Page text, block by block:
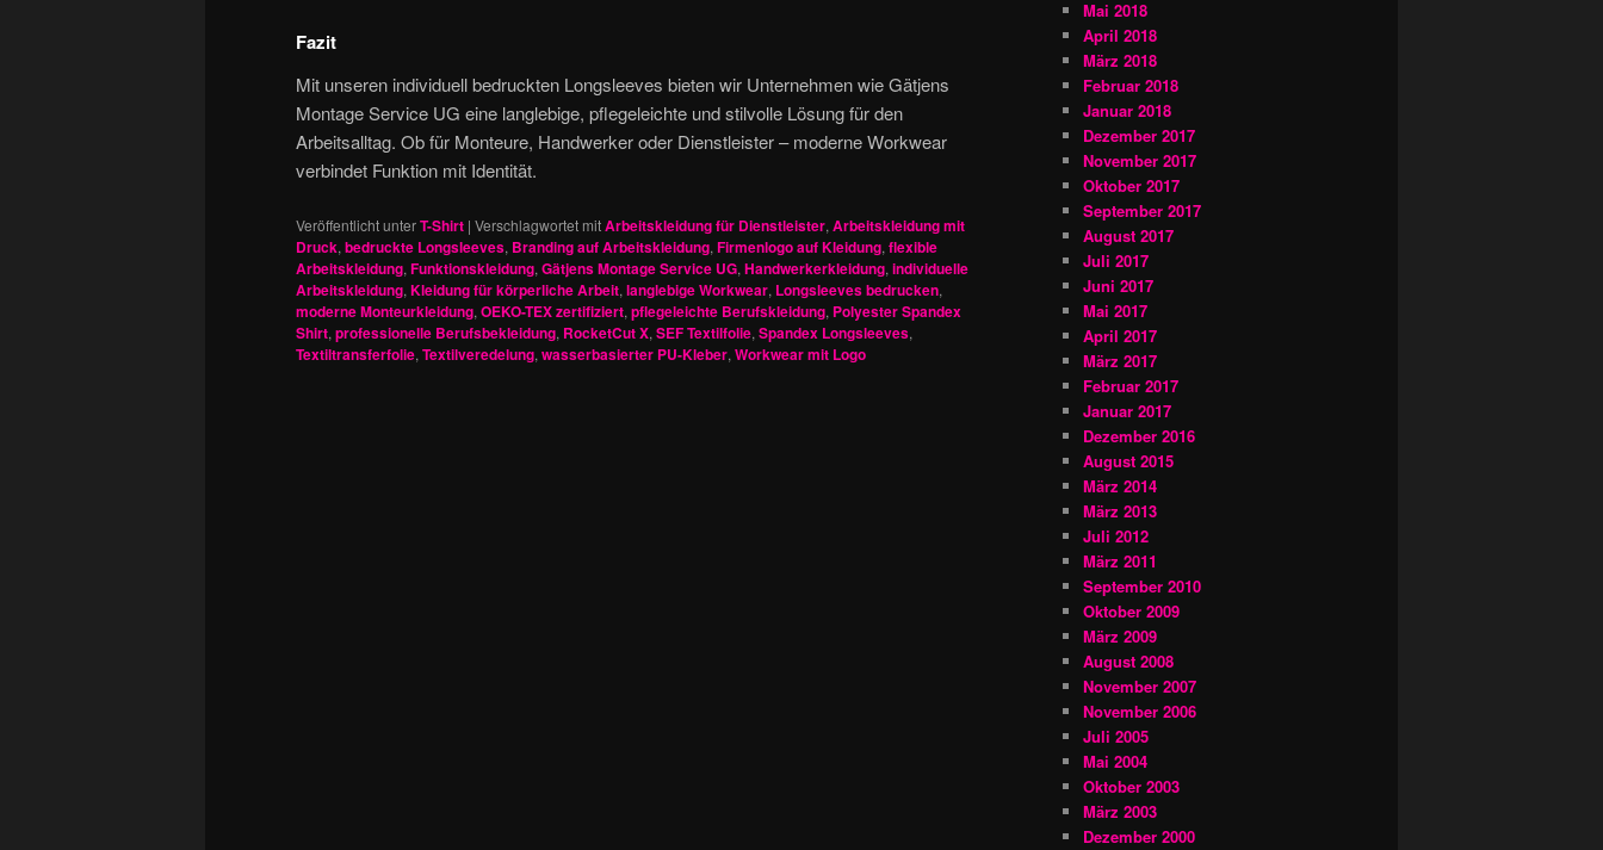
Fazit
Mit unseren individuell bedruckten Longsleeves bieten wir Unternehmen wie Gätjens
Montage Service UG eine langlebige, pflegeleichte und stilvolle Lösung für den
Arbeitsalltag. Ob für Monteure, Handwerker oder Dienstleister – moderne Workwear
verbindet Funktion mit Identität.
Veröffentlicht unterT-Shirt | Verschlagwortet mitArbeitskleidung für Dienstleister, Arbeitskleidung mit
Druck, bedruckte Longsleeves, Branding auf Arbeitskleidung, Firmenlogo auf Kleidung, flexible
Arbeitskleidung, Funktionskleidung, Gätjens Montage Service UG, Handwerkerkleidung, individuelle
Arbeitskleidung, Kleidung für körperliche Arbeit, langlebige Workwear, Longsleeves bedrucken,
moderne Monteurkleidung, OEKO-TEX zertifiziert, pflegeleichte Berufskleidung, Polyester Spandex
Shirt, professionelle Berufsbekleidung, RocketCut X, SEF Textilfolie, Spandex Longsleeves,
Textiltransferfolie, Textilveredelung, wasserbasierter PU-Kleber, Workwear mit Logo
Mai 2018
April 2018
März 2018
Februar 2018
Januar 2018
Dezember 2017
November 2017
Oktober 2017
September 2017
August 2017
Juli 2017
Juni 2017
Mai 2017
April 2017
März 2017
Februar 2017
Januar 2017
Dezember 2016
August 2015
März 2014
März 2013
Juli 2012
März 2011
September 2010
Oktober 2009
März 2009
August 2008
November 2007
November 2006
Juli 2005
Mai 2004
Oktober 2003
März 2003
Dezember 2000